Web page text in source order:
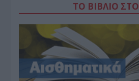
ΤΟ ΒΙΒΛΙΟ